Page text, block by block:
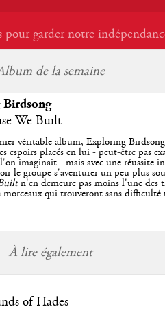
pour garder notre
de la semaine
We Built
véritable album, Exploring
espoirs placés en lui - peut-être pas
imaginait - mais avec une réussite
le groupe s'aventurer un peu plus
n'en demeure pas moins l'une des
qui trouveront sans difficulté
À lire également
of Hades